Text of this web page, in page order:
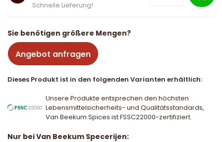
Schnelle Lieferung!
Sie benötigen größere Mengen?
Angebot anfragen
Dieses Produkt ist in den folgenden Varianten erhältlich:
Unsere Produkte entsprechen den höchsten
Lebensmittelsicherheits- und Qualitätsstandards,
Van Beekum Spices ist FSSC22000-zertifiziert.
Nur bei Van Beekum Specerijen: